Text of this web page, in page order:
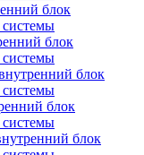
блок
системы
блок
системы
блок
системы
блок
системы
блок